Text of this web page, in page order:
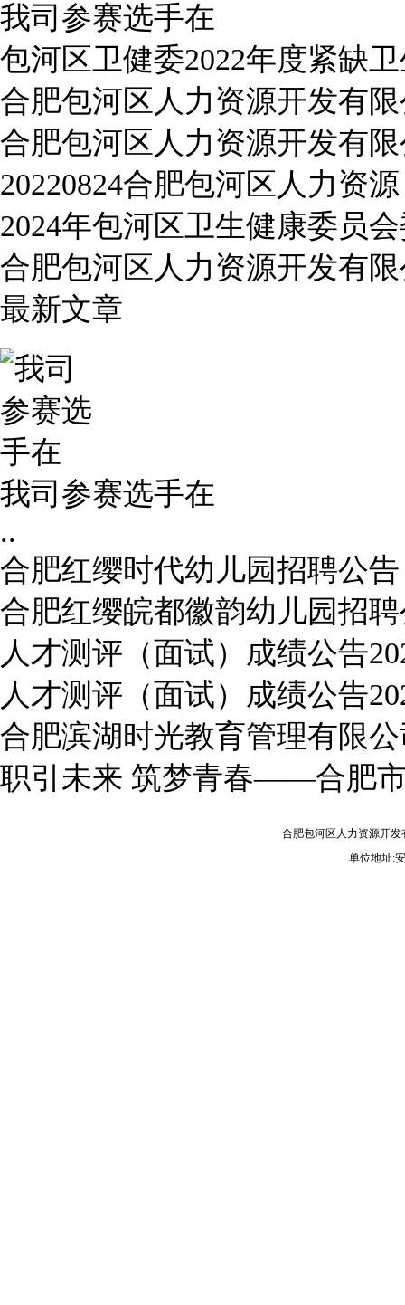
我司参赛选手在
包河区卫健委2022年度紧缺
合肥包河区人力资源开发有
合肥包河区人力资源开发有
20220824合肥包河区人力资源
2024年包河区卫生健康委员
合肥包河区人力资源开发有
最新文章
我司参赛选手在
..
合肥红缨时代幼儿园招聘公告
合肥红缨皖都徽韵幼儿园招
人才测评（面试）成绩公告
人才测评（面试）成绩公告
合肥滨湖时光教育管理有限
职引未来 筑梦青春——合肥
合肥包河区人力资源开
单位地址: